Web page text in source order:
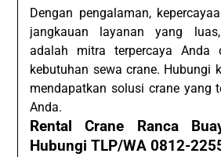
Dengan pengalaman,
jangkauan layanan yang
adalah mitra terpercaya Anda
kebutuhan sewa crane. Hubungi
mendapatkan solusi crane yang
Anda.
Rental Crane Ranca
Hubungi TLP/WA 0812-